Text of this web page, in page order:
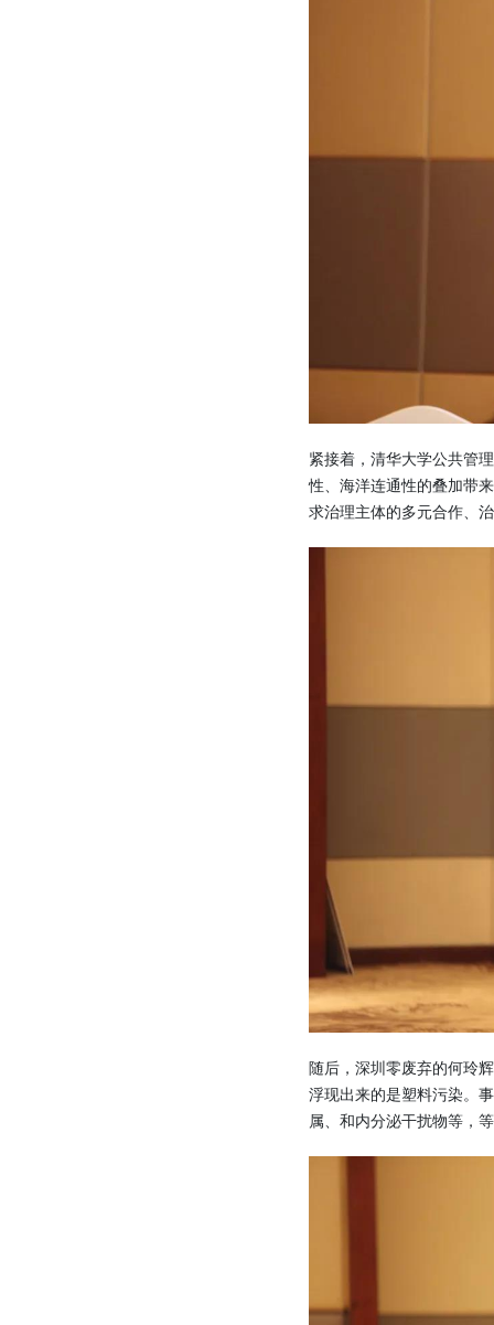
紧接着，清华大学公共管
性、海洋连通性的叠加带
求治理主体的多元合作、
随后，深圳零废弃的何玲
浮现出来的是塑料污染。
属、和内分泌干扰物等，